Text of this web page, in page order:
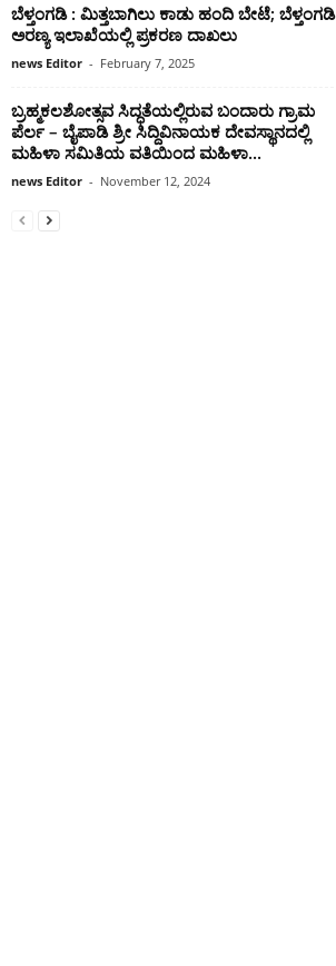
ಬೆಳ್ತಂಗಡಿ : ಮಿತ್ತಬಾಗಿಲು ಕಾಡು ಹಂದಿ ಬೇಟೆ; ಬೆಳ್ತಂಗಡಿ
ಅರಣ್ಯ ಇಲಾಖೆಯಲ್ಲಿ ಪ್ರಕರಣ ದಾಖಲು
news Editor - February 7, 2025
ಬ್ರಹ್ಮಕಲಶೋತ್ಸವ ಸಿದ್ಧತೆಯಲ್ಲಿರುವ ಬಂದಾರು ಗ್ರಾಮ
ಪೆರ್ಲ – ಬೈಪಾಡಿ ಶ್ರೀ ಸಿದ್ದಿವಿನಾಯಕ ದೇವಸ್ಥಾನದಲ್ಲಿ
ಮಹಿಳಾ ಸಮಿತಿಯ ವತಿಯಿಂದ ಮಹಿಳಾ...
news Editor - November 12, 2024